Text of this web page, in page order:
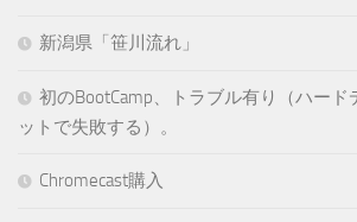
新潟県「笹川流れ」
初のBootCamp、トラブル有り（ハード
ットで失敗する）。
Chromecast購入